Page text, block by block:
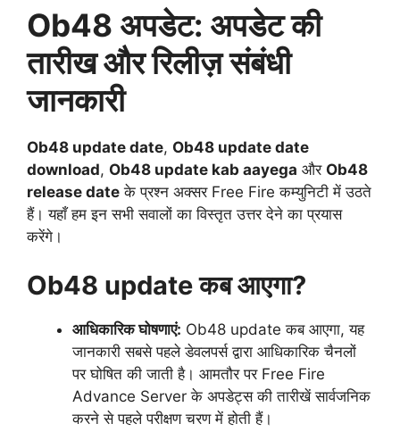
Ob48 अपडेट: अपडेट की
तारीख और रिलीज़ संबंधी
जानकारी
Ob48 update date, Ob48 update date
download, Ob48 update kab aayega और Ob48
release date के प्रश्न अक्सर Free Fire कम्युनिटी में उठते
हैं। यहाँ हम इन सभी सवालों का विस्तृत उत्तर देने का प्रयास
करेंगे।
Ob48 update कब आएगा?
आधिकारिक घोषणाएं: Ob48 update कब आएगा, यह
जानकारी सबसे पहले डेवलपर्स द्वारा आधिकारिक चैनलों
पर घोषित की जाती है। आमतौर पर Free Fire
Advance Server के अपडेट्स की तारीखें सार्वजनिक
करने से पहले परीक्षण चरण में होती हैं।